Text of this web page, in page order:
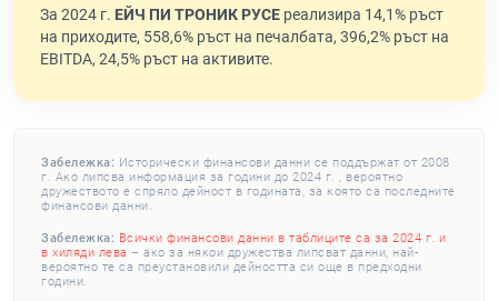
За 2024 г. ЕЙЧ ПИ ТРОНИК РУСЕ реализира 14,1% ръст
на приходите, 558,6% ръст на печалбата, 396,2% ръст на
EBITDA, 24,5% ръст на активите.
Забележка: Исторически финансови данни се поддържат от 2008
г. Ако липсва информация за години до 2024 г. , вероятно
дружеството е спряло дейност в годината, за която са последните
финансови данни.
Забележка: Всички финансови данни в таблиците са за 2024 г. и
в хиляди лева – ако за някои дружества липсват данни, най-
вероятно те са преустановили дейността си още в предходни
години.